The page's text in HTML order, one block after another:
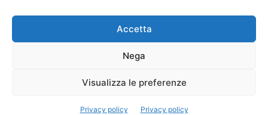
Accetta
Nega
Visualizza le preferenze
Privacy policy Privacy policy
© Copyright 2022 - Serverbay.it - Eteon.it
Aggregatore News Privacy policy